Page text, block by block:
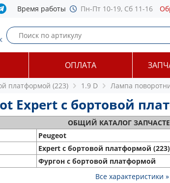
Время работы Пн-Пт 10-19, Сб 11-16
ОПЛАТА
платформой (223) 1.9 D Лампа
Expert c бортовой
ОБЩИЙ КАТАЛОГ
Peugeot
Expert c бортовой платформой (223)
Фургон с бортовой платформой
Все характеристики »